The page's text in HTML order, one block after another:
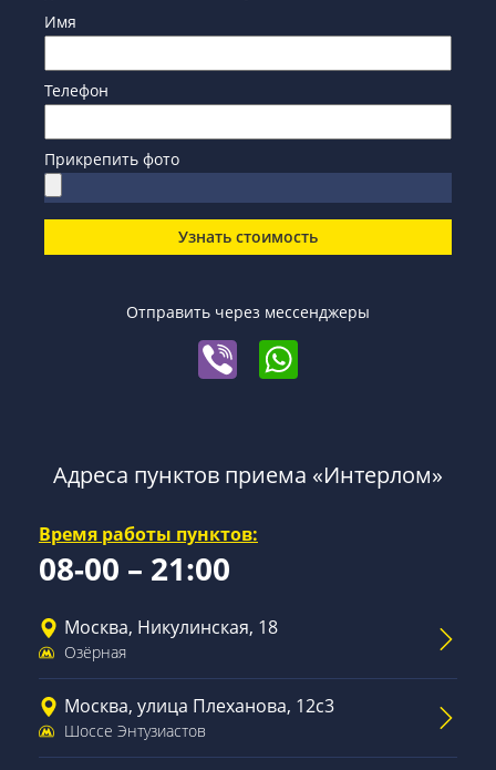
Имя
Телефон
Прикрепить фото
Узнать стоимость
Отправить через мессенджеры
Адреса пунктов приема «Интерлом»
Время работы пунктов:
08-00 – 21:00
Москва, Никулинская, 18
Озёрная
Москва, улица Плеханова, 12с3
Шоссе Энтузиастов